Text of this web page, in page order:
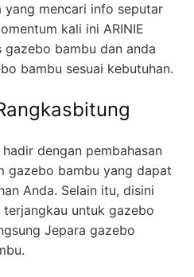
yang mencari info seputar
kali ini ARINIE
gazebo bambu dan anda
bambu sesuai kebutuhan.
dengan pembahasan
gazebo bambu yang dapat
Anda. Selain itu, disini
untuk gazebo
Jepara gazebo